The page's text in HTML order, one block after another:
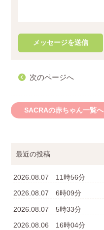
次のページへ
SACRAの赤ちゃん一覧へ
最近の投稿
2026.08.07 11時56分
2026.08.07 6時09分
2026.08.07 5時33分
2026.08.06 16時04分